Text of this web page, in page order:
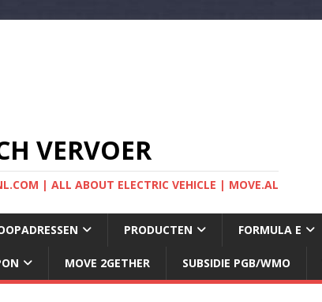
VERVOER
| ALL ABOUT ELECTRIC VEHICLE | MOVE.AL
PRODUCTEN FORMULA E
MOVE 2GETHER SUBSIDIE PGB/WMO